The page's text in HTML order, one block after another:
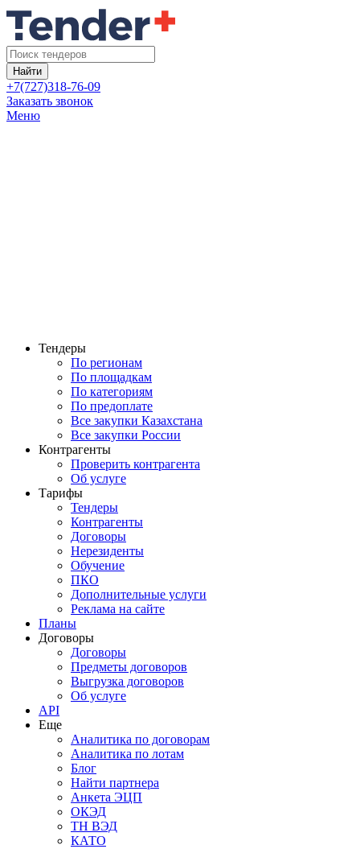
Найти
+7(727)318-76-09
Заказать звонок
Меню
Тендеры
По регионам
По площадкам
По категориям
По предоплате
Все закупки Казахстана
Все закупки России
Контрагенты
Проверить контрагента
Об услуге
Тарифы
Тендеры
Контрагенты
Договоры
Нерезиденты
Обучение
ПКО
Дополнительные услуги
Реклама на сайте
Планы
Договоры
Договоры
Предметы договоров
Выгрузка договоров
Об услуге
API
Еще
Аналитика по договорам
Аналитика по лотам
Блог
Найти партнера
Анкета ЭЦП
ОКЭД
ТН ВЭД
КАТО